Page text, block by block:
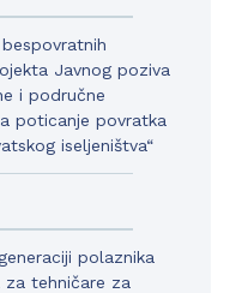
Javnog poziva
i područne
poticanje povratka
iseljeništva“
polaznika
za tehničare za